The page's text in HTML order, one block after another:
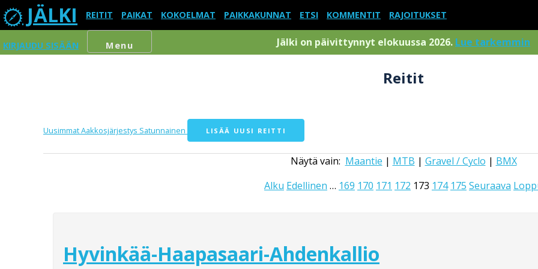
JÄLKI REITIT PAIKAT KOKOELMAT PAIKKAKUNNAT ETSI KOMMENTIT RAJOITUKSET
KIRJAUDU SISÄÄN Menu Jälki on päivittynnyt elokuussa 2026. Lue tarkemmin
Reitit
UusimmatAakkosjärjestys Satunnainen LISÄÄ UUSI REITTI
Näytä vain: Maantie | MTB | Gravel / Cyclo | BMX
Alku Edellinen … 169 170 171 172 173 174 175 Seuraava
Hyvinkää-Haapasaari-Ahdenkallio